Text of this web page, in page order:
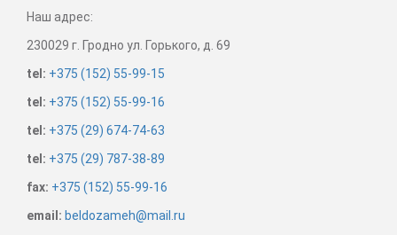
Наш адрес:
230029 г. Гродно ул. Горького, д. 69
tel: +375 (152) 55-99-15
tel: +375 (152) 55-99-16
tel: +375 (29) 674-74-63
tel: +375 (29) 787-38-89
fax: +375 (152) 55-99-16
email: beldozameh@mail.ru